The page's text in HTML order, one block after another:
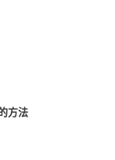
方法